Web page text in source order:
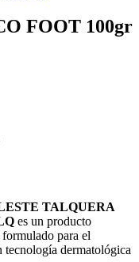
FOOT 100gr
TALQUERA
es un producto
para el
dermatológica